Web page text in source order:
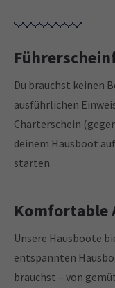
Du brauchst keinen
ausführlichen
Charterschein
deinem Hausboot
starten.
Komfortable
Unsere Hausboote
entspannten
brauchst – von